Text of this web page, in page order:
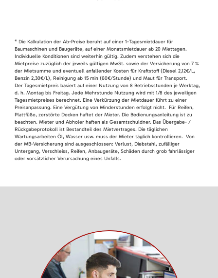
* Die Kalkulation der Ab-Preise beruht auf einer 1-Tagesmietdauer für
Baumaschinen und Baugeräte, auf einer Monatsmietdauer ab 20 Miettagen.
Individuelle Konditionen sind weiterhin gültig. Zudem verstehen sich die
Mietpreise zuzüglich der jeweils gültigen MwSt. sowie der Versicherung von 7 %
der Mietsumme und eventuell anfallender Kosten für Kraftstoff (Diesel 2,12€/L,
Benzin 2,30€/L), Reinigung ab 15 min (60€/Stunde) und Maut für Transport.
Der Tagesmietpreis basiert auf einer Nutzung von 8 Betriebsstunden je Werktag,
d. h. Montag bis Freitag. Jede Mehrstunde Nutzung wird mit 1/8 des jeweiligen
Tagesmietpreises berechnet. Eine Verkürzung der Mietdauer führt zu einer
Preisanpassung. Eine Vergütung von Minderstunden erfolgt nicht. Für Reifen,
Plattfüße, zerstörte Decken haftet der Mieter. Die Bedienungsanleitung ist zu
beachten. Mieter und Abholer haften als Gesamtschuldner. Das Übergabe- /
Rückgabeprotokoll ist Bestandteil des Mietvertrages. Die täglichen
Wartungsarbeiten Öl, Wasser usw. muss der Mieter täglich kontrollieren. Von
der MB-Versicherung sind ausgeschlossen: Verlust, Diebstahl, zufälliger
Untergang, Verschleiss, Reifen, Anbaugeräte, Schäden durch grob fahrlässiger
oder vorsätzlicher Verursachung eines Unfalls.